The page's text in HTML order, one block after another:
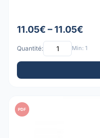
11.05€ – 11.05€
Quantité: Min: 1
PDF